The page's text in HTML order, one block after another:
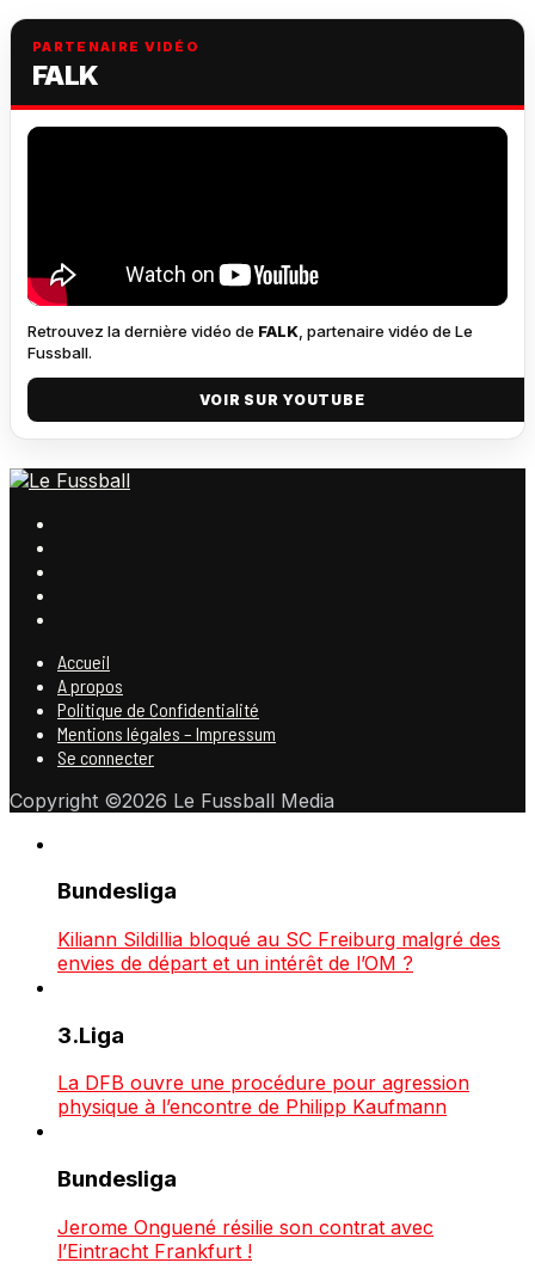
PARTENAIRE VIDÉO
FALK
Retrouvez la dernière vidéo de FALK , partenaire vidéo de Le
Fussball.
VOIR SUR YOUTUBE
Accueil
A propos
Politique de Confidentialité
Mentions légales – Impressum
Se connecter
Copyright ©2026 Le Fussball Media
Bundesliga
Kiliann Sildillia bloqué au SC Freiburg malgré des
envies de départ et un intérêt de l’OM ?
3.Liga
La DFB ouvre une procédure pour agression
physique à l’encontre de Philipp Kaufmann
Bundesliga
Jerome Onguené résilie son contrat avec
l’Eintracht Frankfurt !